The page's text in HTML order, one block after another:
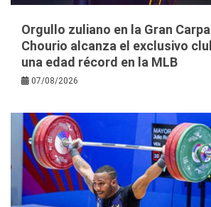
Orgullo zuliano en la Gran
Chourio alcanza el exclusivo
una edad récord en la MLB
07/08/2026